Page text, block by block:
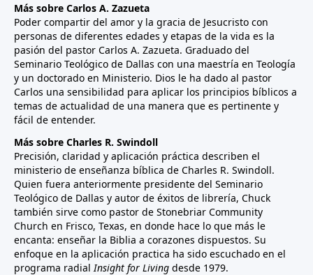
Más sobre Carlos A. Zazueta
Poder compartir del amor y la gracia de Jesucristo con
personas de diferentes edades y etapas de la vida es la
pasión del pastor Carlos A. Zazueta. Graduado del
Seminario Teológico de Dallas con una maestría en Teología
y un doctorado en Ministerio. Dios le ha dado al pastor
Carlos una sensibilidad para aplicar los principios bíblicos a
temas de actualidad de una manera que es pertinente y
fácil de entender.
Más sobre Charles R. Swindoll
Precisión, claridad y aplicación práctica describen el
ministerio de enseñanza bíblica de Charles R. Swindoll.
Quien fuera anteriormente presidente del Seminario
Teológico de Dallas y autor de éxitos de librería, Chuck
también sirve como pastor de Stonebriar Community
Church en Frisco, Texas, en donde hace lo que más le
encanta: enseñar la Biblia a corazones dispuestos. Su
enfoque en la aplicación practica ha sido escuchado en el
programa radial Insight for Living desde 1979.